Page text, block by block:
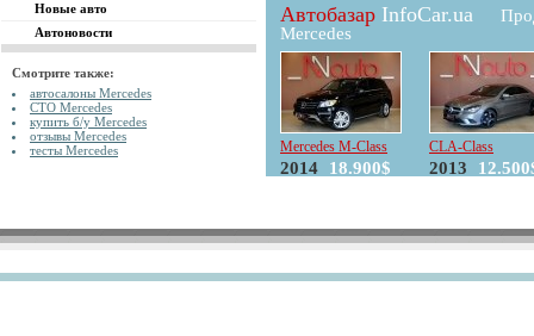
Новые авто
Автоновости
Смотрите также:
автосалоны Mercedes
СТО Mercedes
купить б/у Mercedes
отзывы Mercedes
тесты Mercedes
Автобазар InfoCar.ua
Mercedes
Mercedes M-Class
2014 18.900$
CLA-Class
2013